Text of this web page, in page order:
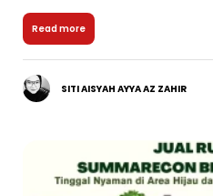
Read more
SITI AISYAH AYYA AZ ZAHIR